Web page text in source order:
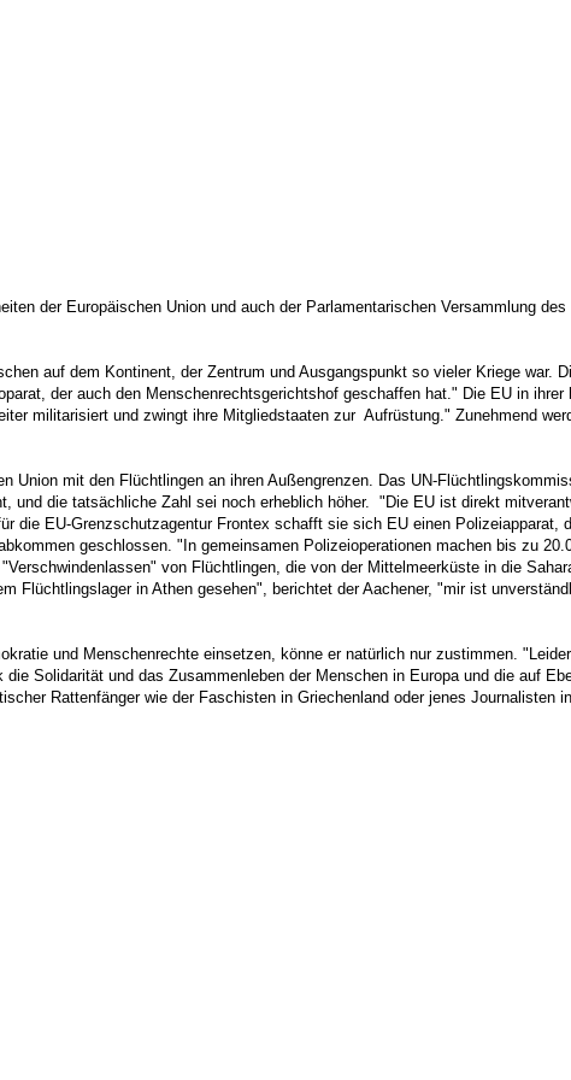
der Europäischen Union und auch der Parlamentarischen Versammlung
auf dem Kontinent, der Zentrum und Ausgangspunkt so vieler Kriege war.
der auch den Menschenrechtsgerichtshof geschaffen hat." Die EU in
militarisiert und zwingt ihre Mitgliedstaaten zur Aufrüstung." Zunehmend
mit den Flüchtlingen an ihren Außengrenzen. Das UN-
die tatsächliche Zahl sei noch erheblich höher. "Die EU ist direkt
die EU-Grenzschutzagentur Frontex schafft sie sich EU einen Polizeiapparat,
geschlossen. "In gemeinsamen Polizeioperationen machen bis zu
von Flüchtlingen, die von der Mittelmeerküste in die
Flüchtlingslager in Athen gesehen", berichtet der Aachener, "mir ist
und Menschenrechte einsetzen, könne er natürlich nur zustimmen.
Solidarität und das Zusammenleben der Menschen in Europa und die auf
Rattenfänger wie der Faschisten in Griechenland oder jenes Journalisten